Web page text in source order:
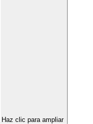
Haz clic para ampliar